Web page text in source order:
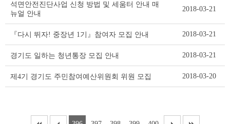
석면안전진단사업 신청 방법 및 세움터 안내 매
뉴얼 안내
2018-03-21
『다시 뛰자! 중장년 1기』참여자 모집 안내 2018-03-21
경기도 일하는 청년통장 모집 안내 2018-03-21
제4기 경기도 주민참여예산위원회 위원 모집 2018-03-20